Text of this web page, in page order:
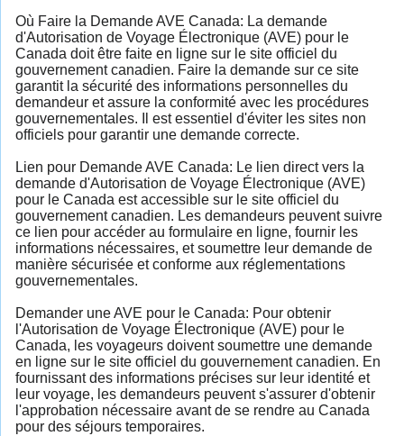
Où Faire la Demande AVE Canada: La demande
d'Autorisation de Voyage Électronique (AVE) pour le
Canada doit être faite en ligne sur le site officiel du
gouvernement canadien. Faire la demande sur ce site
garantit la sécurité des informations personnelles du
demandeur et assure la conformité avec les procédures
gouvernementales. Il est essentiel d'éviter les sites non
officiels pour garantir une demande correcte.
Lien pour Demande AVE Canada: Le lien direct vers la
demande d'Autorisation de Voyage Électronique (AVE)
pour le Canada est accessible sur le site officiel du
gouvernement canadien. Les demandeurs peuvent suivre
ce lien pour accéder au formulaire en ligne, fournir les
informations nécessaires, et soumettre leur demande de
manière sécurisée et conforme aux réglementations
gouvernementales.
Demander une AVE pour le Canada: Pour obtenir
l'Autorisation de Voyage Électronique (AVE) pour le
Canada, les voyageurs doivent soumettre une demande
en ligne sur le site officiel du gouvernement canadien. En
fournissant des informations précises sur leur identité et
leur voyage, les demandeurs peuvent s'assurer d'obtenir
l'approbation nécessaire avant de se rendre au Canada
pour des séjours temporaires.